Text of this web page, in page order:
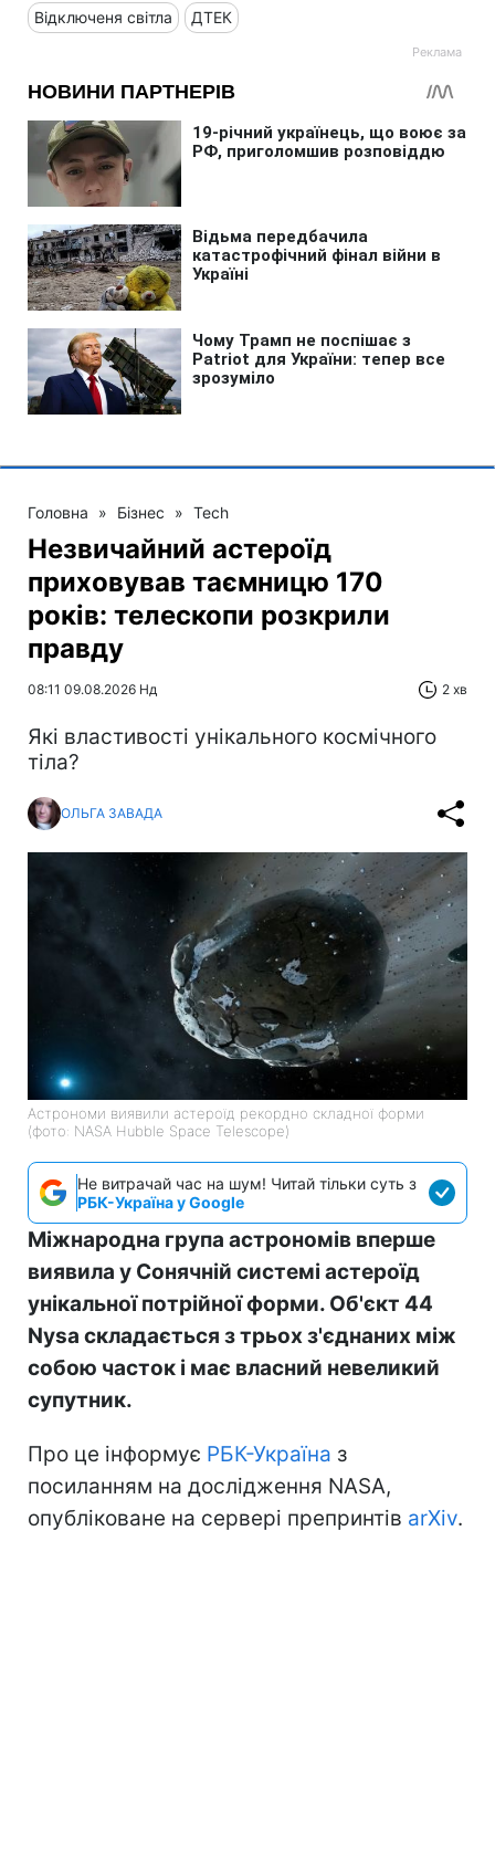
Відключеня світла ДТЕК
Головна » Бізнес » Tech
Незвичайний астероїд
приховував таємницю 170
років: телескопи розкрили
правду
08:11 09.08.2026 Нд 2 хв
Які властивості унікального космічного
тіла?
ОЛЬГА ЗАВАДА
Астрономи виявили астероїд рекордно складної форми
(фото: NASA Hubble Space Telescope)
Не витрачай час на шум! Читай тільки суть з
РБК-Україна у Google
Міжнародна група астрономів вперше
виявила у Сонячній системі астероїд
унікальної потрійної форми. Об'єкт 44
Nysa складається з трьох з'єднаних між
собою часток і має власний невеликий
супутник.
Про це інформує РБК-Україна з
посиланням на дослідження NASA,
опубліковане на сервері препринтів arXiv.